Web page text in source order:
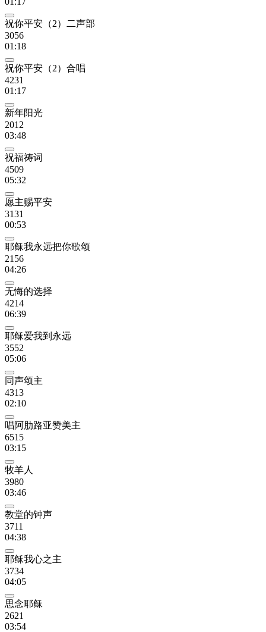
祝你平安（2）二声部
3056
01:18
祝你平安（2）合唱
4231
01:17
新年阳光
2012
03:48
祝福祷词
4509
05:32
愿主赐平安
3131
00:53
耶稣我永远把你歌颂
2156
04:26
无悔的选择
4214
06:39
耶稣爱我到永远
3552
05:06
同声颂主
4313
02:10
唱阿肋路亚赞美主
6515
03:15
牧羊人
3980
03:46
教堂的钟声
3711
04:38
耶稣我心之主
3734
04:05
思念耶稣
2621
03:54